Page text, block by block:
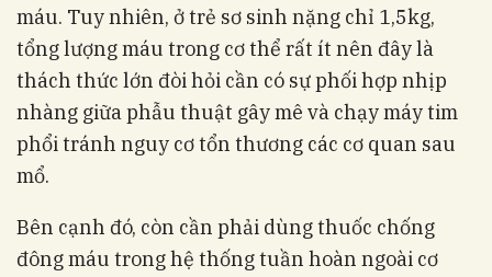
máu. Tuy nhiên, ở trẻ sơ sinh nặng chỉ 1,5kg,
tổng lượng máu trong cơ thể rất ít nên đây là
thách thức lớn đòi hỏi cần có sự phối hợp nhịp
nhàng giữa phẫu thuật gây mê và chạy máy tim
phổi tránh nguy cơ tổn thương các cơ quan sau
mổ.
Bên cạnh đó, còn cần phải dùng thuốc chống
đông máu trong hệ thống tuần hoàn ngoài cơ